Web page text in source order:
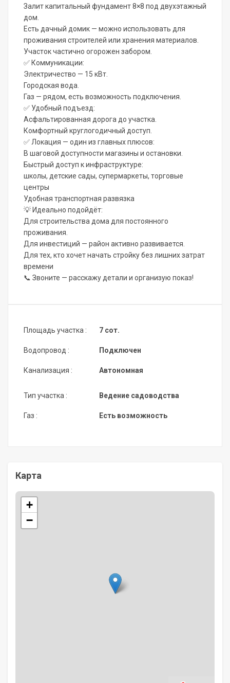
Залит капитальный фундамент 8×8 под двухэтажный
дом.
Есть дачный домик — можно использовать для
проживания строителей или хранения материалов.
Участок частично огорожен забором.
✅ Коммуникации:
Электричество — 15 кВт.
Городская вода.
Газ — рядом, есть возможность подключения.
✅ Удобный подъезд:
Асфальтированная дорога до участка.
Комфортный круглогодичный доступ.
✅ Локация — один из главных плюсов:
В шаговой доступности магазины и остановки.
Быстрый доступ к инфраструктуре:
школы, детские сады, супермаркеты, торговые
центры
Удобная транспортная развязка
💡 Идеально подойдёт:
Для строительства дома для постоянного
проживания.
Для инвестиций — район активно развивается.
Для тех, кто хочет начать стройку без лишних затрат
времени
📞 Звоните — расскажу детали и организую показ!
Площадь участка :
Водопровод :
Канализация :
7 сот.
Подключен
Автономная
Тип участка :
Газ :
Ведение садоводства
Есть возможность
Карта
+
−